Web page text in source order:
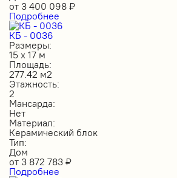
от 3 400 098 ₽
Подробнее
КБ - 0036
Размеры:
15 х 17 м
Площадь:
277.42 м2
Этажность:
2
Мансарда:
Нет
Материал:
Керамический блок
Тип:
Дом
от 3 872 783 ₽
Подробнее